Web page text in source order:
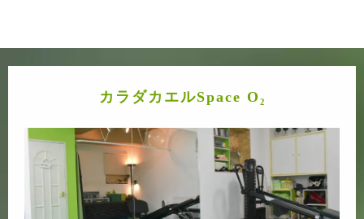
カラダカエルSpace O₂